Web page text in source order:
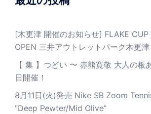
[木更津 開催のお知らせ] FLAKE
OPEN 三井アウトレットパーク木更津
【 集 】つどい 〜 赤熊寛敬 大人の板
日開催！
8月11日(火)発売 Nike SB Zoom
”Deep Pewter/Mid Olive”